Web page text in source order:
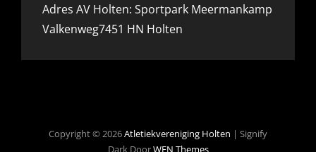
Adres AV Holten: Sportpark Meermankamp
Valkenweg7451 HN Holten
Copyright © 2026Atletiekvereniging Holten | Signify
Dark DoorWEN Themes